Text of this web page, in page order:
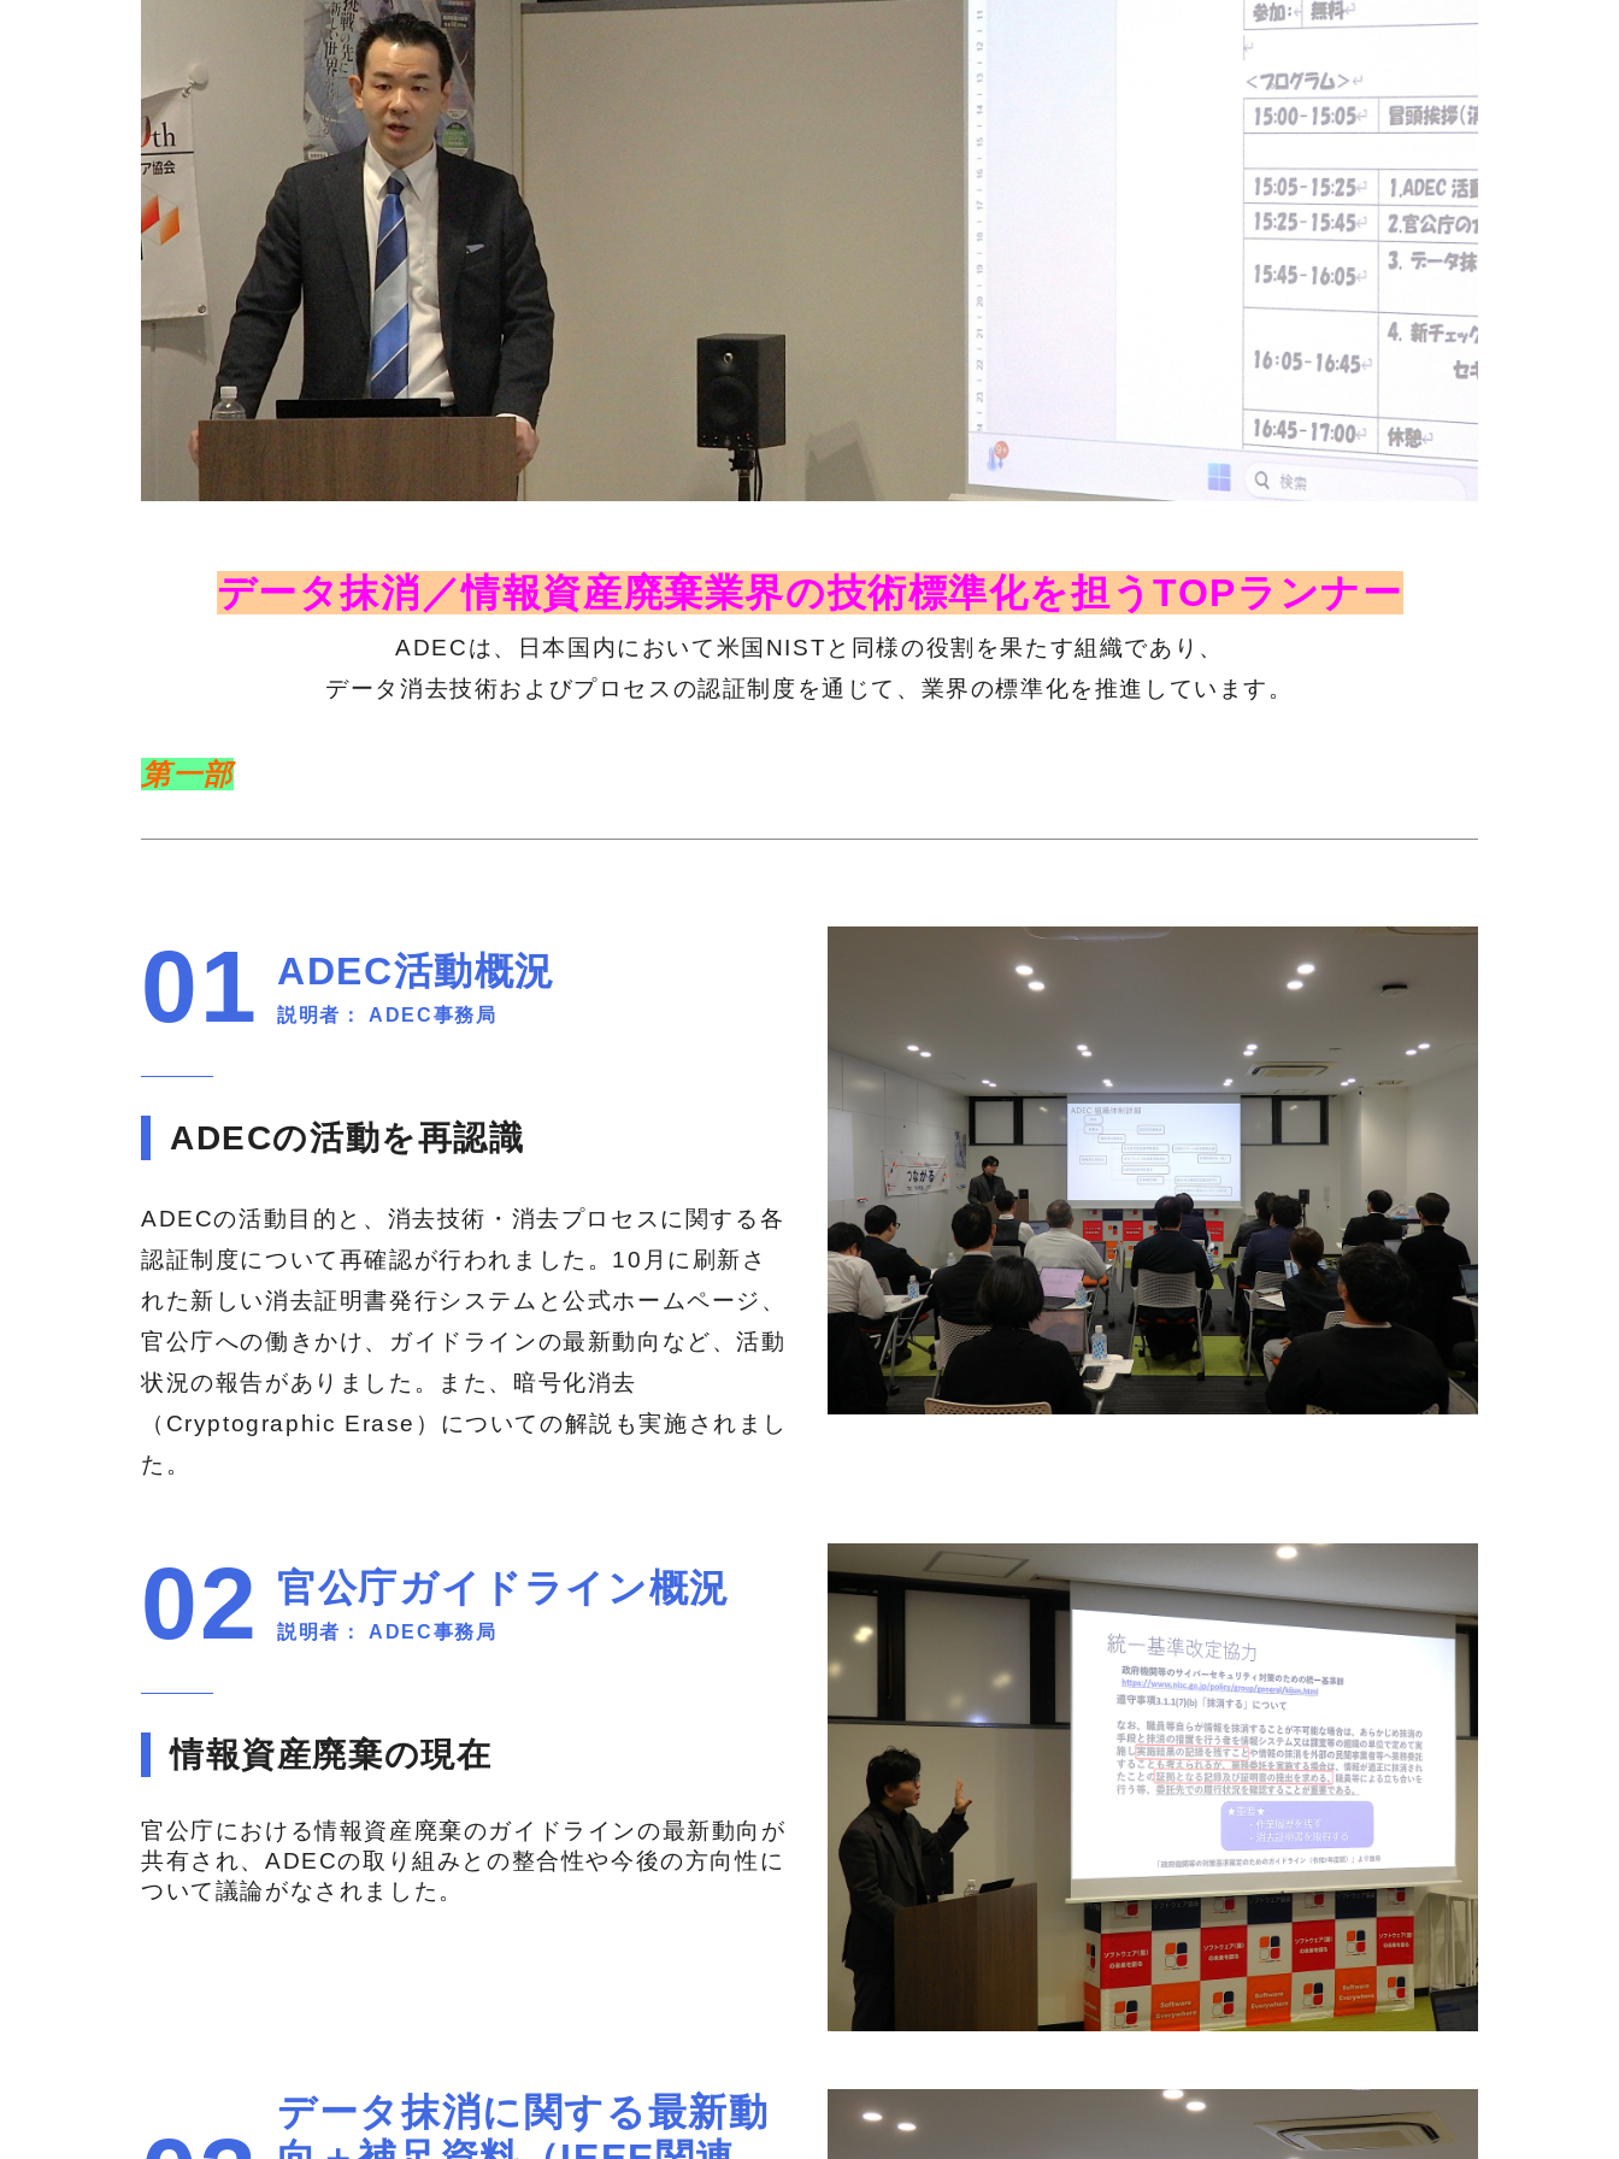
データ抹消／情報資産廃棄業界の技術標準化を担うTOPランナー
ADECは、日本国内において米国NISTと同様の役割を果たす組織であり、
データ消去技術およびプロセスの認証制度を通じて、業界の標準化を推進しています。
第一部
01 ADEC活動概況
説明者： ADEC事務局
ADECの活動を再認識
ADECの活動目的と、消去技術・消去プロセスに関する各
認証制度について再確認が行われました。10月に刷新さ
れた新しい消去証明書発行システムと公式ホームページ、
官公庁への働きかけ、ガイドラインの最新動向など、活動
状況の報告がありました。また、暗号化消去
（Cryptographic Erase）についての解説も実施されまし
た。
02 官公庁ガイドライン概況
説明者： ADEC事務局
情報資産廃棄の現在
官公庁における情報資産廃棄のガイドラインの最新動向が
共有され、ADECの取り組みとの整合性や今後の方向性に
ついて議論がなされました。
データ抹消に関する最新動